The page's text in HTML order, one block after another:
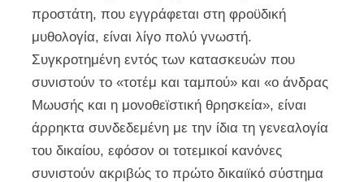
προστάτη, που εγγράφεται στη φροϋδική
μυθολογία, είναι λίγο πολύ γνωστή.
Συγκροτημένη εντός των κατασκευών που
συνιστούν το «τοτέμ και ταμπού» και «ο άνδρας
Μωυσής και η μονοθεϊστική θρησκεία», είναι
άρρηκτα συνδεδεμένη με την ίδια τη γενεαλογία
του δικαίου, εφόσον οι τοτεμικοί κανόνες
συνιστούν ακριβώς το πρώτο δικαιϊκό σύστημα